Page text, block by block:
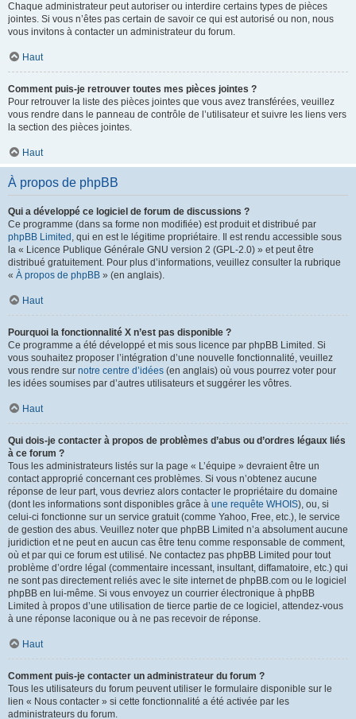
Chaque administrateur peut autoriser ou interdire certains types de pièces
jointes. Si vous n’êtes pas certain de savoir ce qui est autorisé ou non, nous
vous invitons à contacter un administrateur du forum.
Haut
Comment puis-je retrouver toutes mes pièces jointes ?
Pour retrouver la liste des pièces jointes que vous avez transférées, veuillez
vous rendre dans le panneau de contrôle de l’utilisateur et suivre les liens vers
la section des pièces jointes.
Haut
À propos de phpBB
Qui a développé ce logiciel de forum de discussions ?
Ce programme (dans sa forme non modifiée) est produit et distribué par
phpBB Limited , qui en est le légitime propriétaire. Il est rendu accessible sous
la « Licence Publique Générale GNU version 2 (GPL-2.0) » et peut être
distribué gratuitement. Pour plus d’informations, veuillez consulter la rubrique
« À propos de phpBB » (en anglais).
Haut
Pourquoi la fonctionnalité X n’est pas disponible ?
Ce programme a été développé et mis sous licence par phpBB Limited. Si
vous souhaitez proposer l’intégration d’une nouvelle fonctionnalité, veuillez
vous rendre sur notre centre d’idées (en anglais) où vous pourrez voter pour
les idées soumises par d’autres utilisateurs et suggérer les vôtres.
Haut
Qui dois-je contacter à propos de problèmes d’abus ou d’ordres légaux liés
à ce forum ?
Tous les administrateurs listés sur la page « L’équipe » devraient être un
contact approprié concernant ces problèmes. Si vous n’obtenez aucune
réponse de leur part, vous devriez alors contacter le propriétaire du domaine
(dont les informations sont disponibles grâce à une requête WHOIS), ou, si
celui-ci fonctionne sur un service gratuit (comme Yahoo, Free, etc.), le service
de gestion des abus. Veuillez noter que phpBB Limited n’a absolument aucune
juridiction et ne peut en aucun cas être tenu comme responsable de comment,
où et par qui ce forum est utilisé. Ne contactez pas phpBB Limited pour tout
problème d’ordre légal (commentaire incessant, insultant, diffamatoire, etc.) qui
ne sont pas directement reliés avec le site internet de phpBB.com ou le logiciel
phpBB en lui-même. Si vous envoyez un courrier électronique à phpBB
Limited à propos d’une utilisation de tierce partie de ce logiciel, attendez-vous
à une réponse laconique ou à ne pas recevoir de réponse.
Haut
Comment puis-je contacter un administrateur du forum ?
Tous les utilisateurs du forum peuvent utiliser le formulaire disponible sur le
lien « Nous contacter » si cette fonctionnalité a été activée par les
administrateurs du forum.